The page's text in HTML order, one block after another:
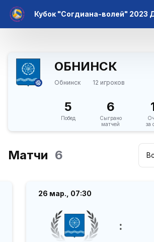
Кубок "Согдиана-волей" 2023
ОБНИНСК
Обнинск 12 игроков
5
Побед
6
Сыграно
матчей
за
Матчи 6
26 мар., 07:30
: